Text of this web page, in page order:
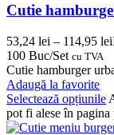
Cutie
53,24 lei – 114,95 lei
100 Buc/Set cu TVA
Cutie hamburger
Adaugă la favorite
Selectează opțiunile
pot fi alese în pagina